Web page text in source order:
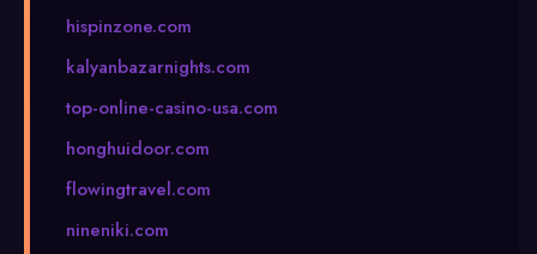
hispinzone.com
kalyanbazarnights.com
top-online-casino-usa.com
honghuidoor.com
flowingtravel.com
nineniki.com